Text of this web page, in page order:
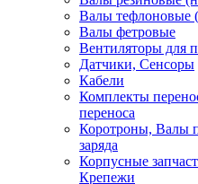
Валы тефлоновые
Валы фетровые
Вентиляторы для
Датчики, Сенсоры
Кабели
Комплекты
переноса
Коротроны, Валы
заряда
Корпусные
Крепежи